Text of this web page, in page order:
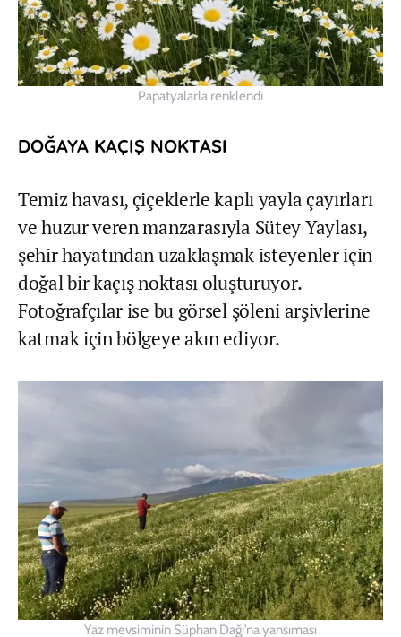
Papatyalarla renklendi
DOĞAYA KAÇIŞ NOKTASI
Temiz havası, çiçeklerle kaplı yayla çayırları
ve huzur veren manzarasıyla Sütey Yaylası,
şehir hayatından uzaklaşmak isteyenler için
doğal bir kaçış noktası oluşturuyor.
Fotoğrafçılar ise bu görsel şöleni arşivlerine
katmak için bölgeye akın ediyor.
Yaz mevsiminin Süphan Dağı’na yansıması